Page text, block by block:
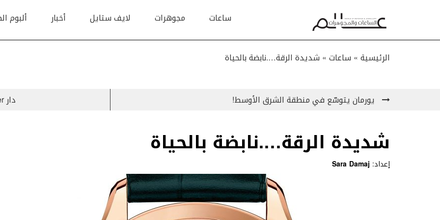
ساعات مجوهرات لايف ستايل أخبار ألبوم
الرئيسية » ساعات» شديدة الرقة….نابضة بالحياة
يورمان يتوسّع في منطقة الشرق الأوسط! دار Cartier تسيطر على دبي بطريقة فنيّة إبداعية !
شديدة الرقة….نابضة بالحياة
إعداد: Sara Damaj